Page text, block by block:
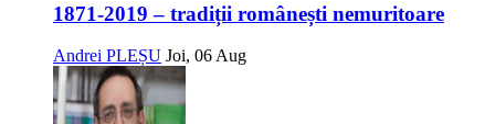
1871-2019 – tradiții românești nemuritoare
Andrei PLEȘU Joi, 06 Aug